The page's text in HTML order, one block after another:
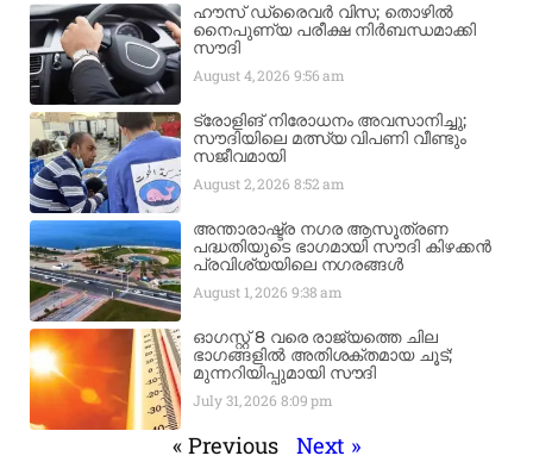
ഹൗസ് ഡ്രൈവർ വിസ; തൊഴിൽ
നൈപുണ്യ പരീക്ഷ നിർബന്ധമാക്കി
സൗദി
August 4, 2026 9:56 am
ട്രോളിങ് നിരോധനം അവസാനിച്ചു;
സൗദിയിലെ മത്സ്യ വിപണി വീണ്ടും
സജീവമായി
August 2, 2026 8:52 am
അന്താരാഷ്ട്ര നഗര ആസൂത്രണ
പദ്ധതിയുടെ ഭാഗമായി സൗദി കിഴക്കൻ
പ്രവിശ്യയിലെ നഗരങ്ങൾ
August 1, 2026 9:38 am
ഓഗസ്റ്റ് 8 വരെ രാജ്യത്തെ ചില
ഭാഗങ്ങളിൽ അതിശക്തമായ ചൂട്;
മുന്നറിയിപ്പുമായി സൗദി
July 31, 2026 8:09 pm
« Previous Next »